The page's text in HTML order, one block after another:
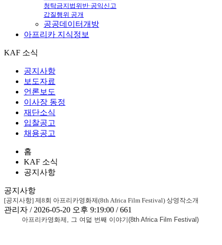
청탁금지법위반·공익신고
갑질행위 공개
공공데이터개방
아프리카 지식정보
KAF 소식
공지사항
보도자료
언론보도
이사장 동정
재단소식
입찰공고
채용공고
홈
KAF 소식
공지사항
공지사항
[공지사항] 제8회 아프리카영화제(8th Africa Film Festival) 상영작소개
관리자 / 2026-05-20 오후 9:19:00 / 661
아프리카영화제, 그 여덟 번째 이야기(8th Africa Film Festival)